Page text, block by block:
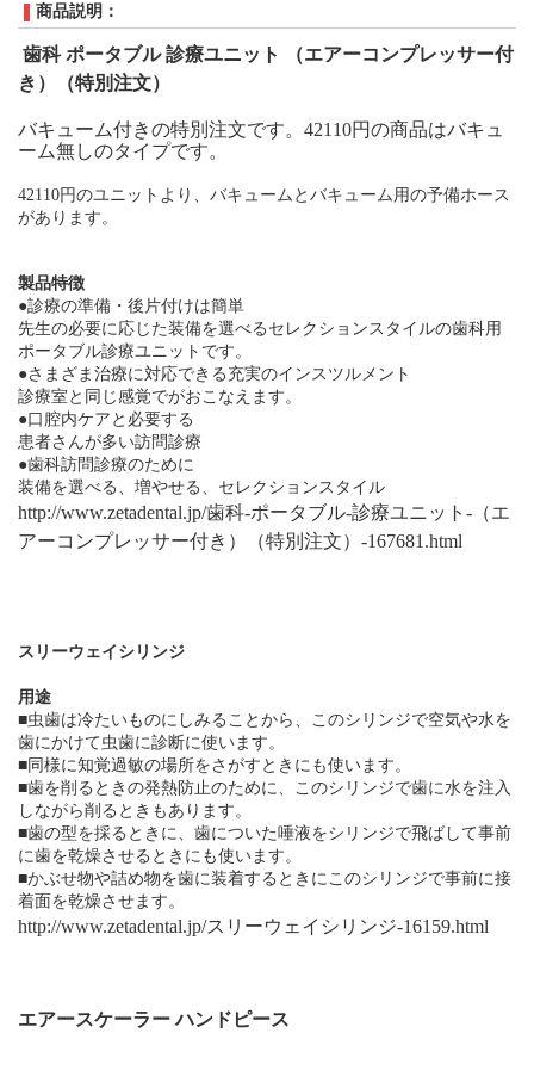
商品説明：
歯科ポータブル 診療ユニット （エアーコンプレッサー付
き）（特別注文）
バキューム付きの特別注文です。42110円の商品はバキュ
ーム無しのタイプです。
42110円のユニットより、バキュームとバキューム用の予備ホース
があります。
製品特徴
●診療の準備・後片付けは簡単
先生の必要に応じた装備を選べるセレクションスタイルの歯科用
ポータブル診療ユニットです。
●さまざま治療に対応できる充実のインスツルメント
診療室と同じ感覚でがおこなえます。
●口腔内ケアと必要する
患者さんが多い訪問診療
●歯科訪問診療のために
装備を選べる、増やせる、セレクションスタイル
http://www.zetadental.jp/歯科-ポータブル-診療ユニット-（エ
アーコンプレッサー付き）（特別注文）-167681.html
スリーウェイシリンジ
用途
■虫歯は冷たいものにしみることから、このシリンジで空気や水を
歯にかけて虫歯に診断に使います。
■同様に知覚過敏の場所をさがすときにも使います。
■歯を削るときの発熱防止のために、このシリンジで歯に水を注入
しながら削るときもあります。
■歯の型を採るときに、歯についた唾液をシリンジで飛ばして事前
に歯を乾燥させるときにも使います。
■かぶせ物や詰め物を歯に装着するときにこのシリンジで事前に接
着面を乾燥させます。
http://www.zetadental.jp/スリーウェイシリンジ-16159.html
エアースケーラー ハンドピース